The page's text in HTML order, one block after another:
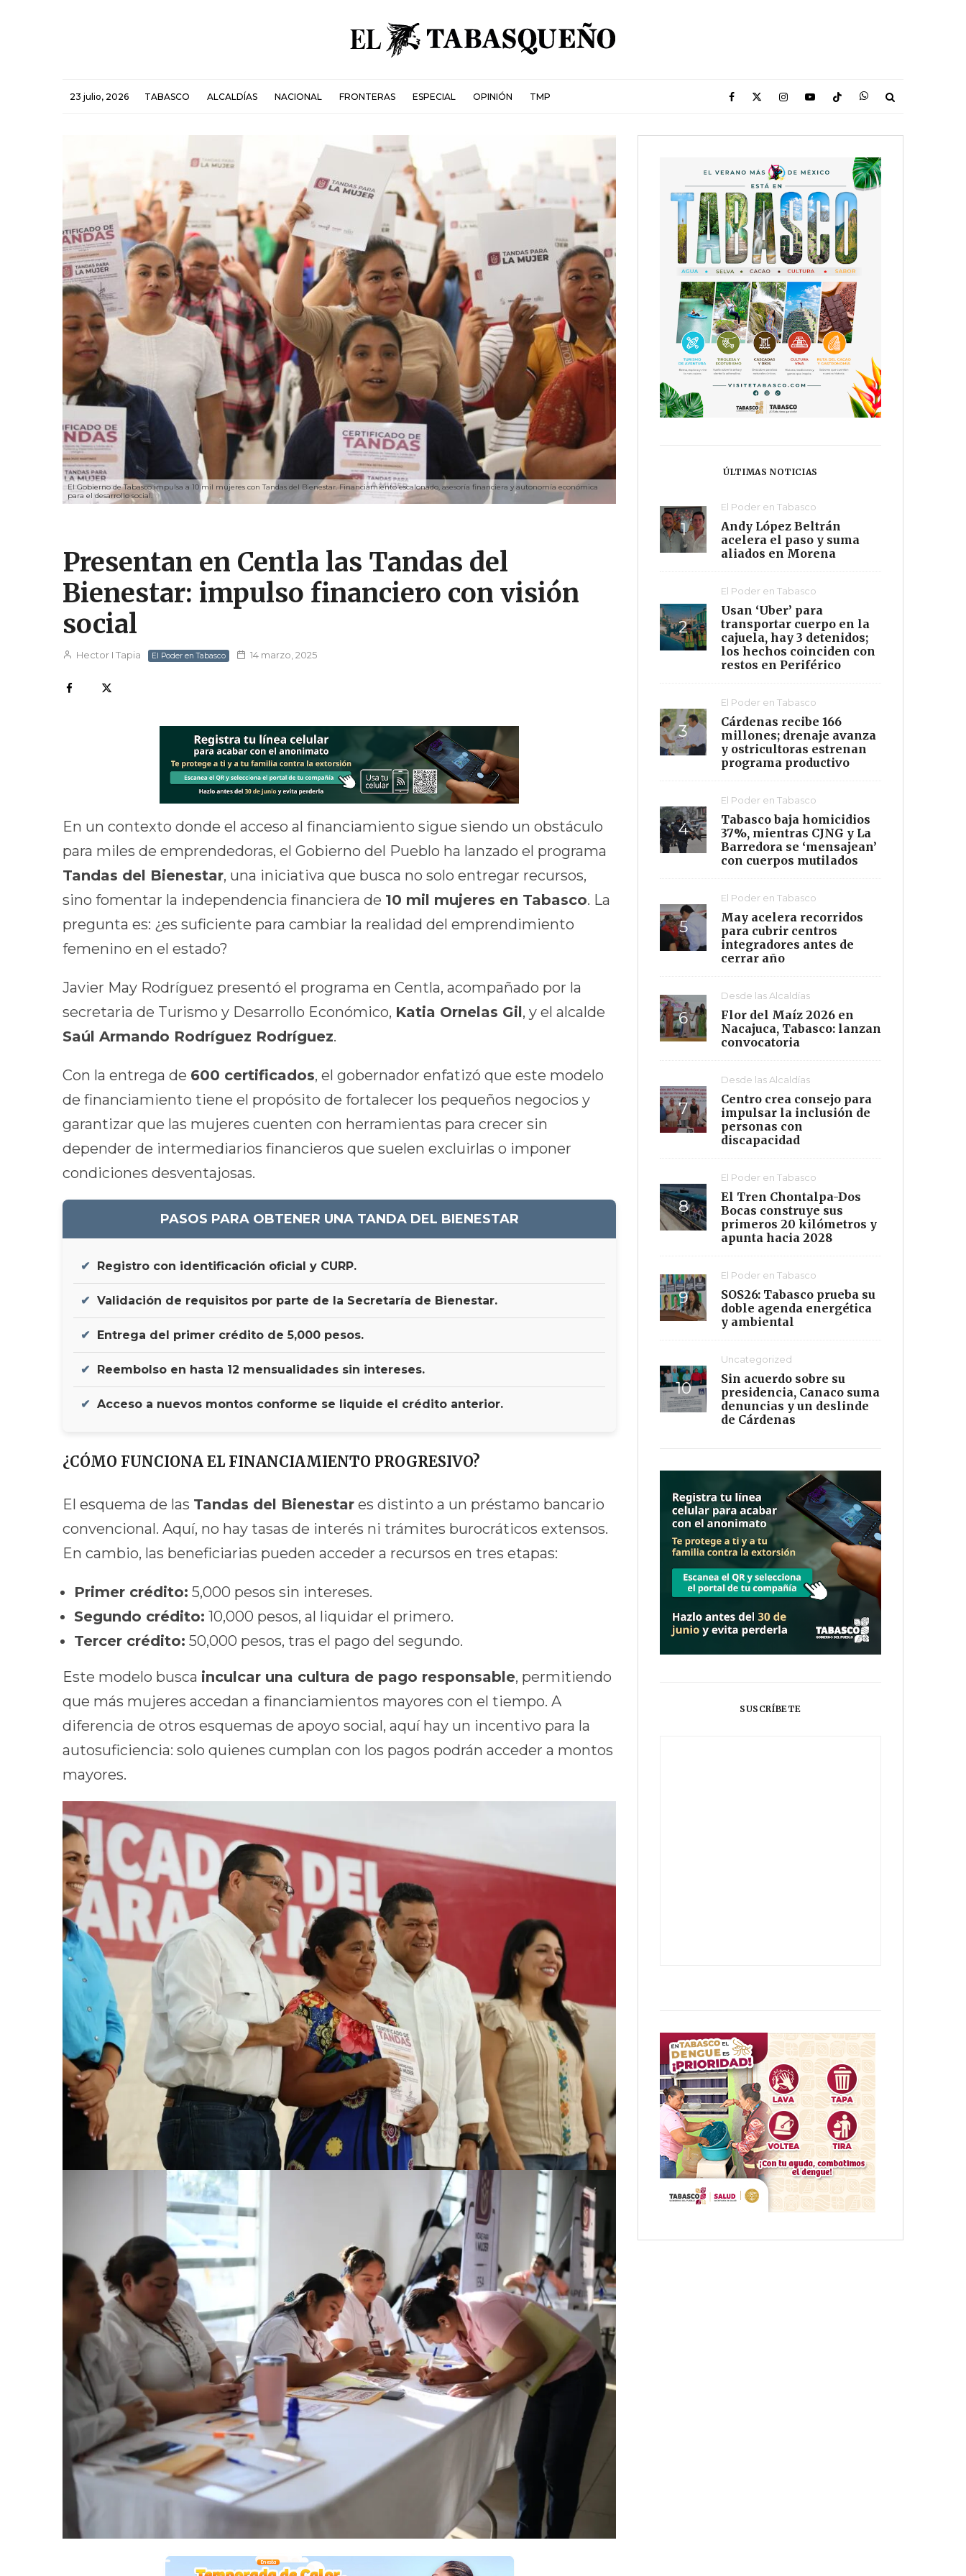
23 julio, 2026 TABASCO ALCALDÍAS NACIONAL FRONTERAS ESPECIAL OPINIÓN TMP
El Gobierno de Tabasco impulsa a 10 mil mujeres con Tandas del Bienestar. Financiamiento escalonado, asesoría financiera y autonomía económica
para el desarrollo social.
Presentan en Centla las Tandas del
Bienestar: impulso financiero con visión
social
Hector I Tapia El Poder en Tabasco 14 marzo, 2025
En un contexto donde el acceso al financiamiento sigue siendo un obstáculo
para miles de emprendedoras, el Gobierno del Pueblo ha lanzado el programa
Tandas del Bienestar, una iniciativa que busca no solo entregar recursos,
sino fomentar la independencia financiera de 10 mil mujeres en Tabasco. La
pregunta es: ¿es suficiente para cambiar la realidad del emprendimiento
femenino en el estado?
Javier May Rodríguez presentó el programa en Centla, acompañado por la
secretaria de Turismo y Desarrollo Económico, Katia Ornelas Gil, y el alcalde
Saúl Armando Rodríguez Rodríguez.
Con la entrega de 600 certificados, el gobernador enfatizó que este modelo
de financiamiento tiene el propósito de fortalecer los pequeños negocios y
garantizar que las mujeres cuenten con herramientas para crecer sin
depender de intermediarios financieros que suelen excluirlas o imponer
condiciones desventajosas.
PASOS PARA OBTENER UNA TANDA DEL BIENESTAR
Registro con identificación oficial y CURP.
Validación de requisitos por parte de la Secretaría de Bienestar.
Entrega del primer crédito de 5,000 pesos.
Reembolso en hasta 12 mensualidades sin intereses.
Acceso a nuevos montos conforme se liquide el crédito anterior.
¿CÓMO FUNCIONA EL FINANCIAMIENTO PROGRESIVO?
El esquema de las Tandas del Bienestar es distinto a un préstamo bancario
convencional. Aquí, no hay tasas de interés ni trámites burocráticos extensos.
En cambio, las beneficiarias pueden acceder a recursos en tres etapas:
Primer crédito: 5,000 pesos sin intereses.
Segundo crédito: 10,000 pesos, al liquidar el primero.
Tercer crédito: 50,000 pesos, tras el pago del segundo.
Este modelo busca inculcar una cultura de pago responsable, permitiendo
que más mujeres accedan a financiamientos mayores con el tiempo. A
diferencia de otros esquemas de apoyo social, aquí hay un incentivo para la
autosuficiencia: solo quienes cumplan con los pagos podrán acceder a montos
mayores.
ÚLTIMAS NOTICIAS
El Poder en Tabasco
Andy López Beltrán
acelera el paso y suma
aliados en Morena
El Poder en Tabasco
Usan ‘Uber’ para
transportar cuerpo en la
cajuela, hay 3 detenidos;
los hechos coinciden con
restos en Periférico
El Poder en Tabasco
Cárdenas recibe 166
millones; drenaje avanza
y ostricultoras estrenan
programa productivo
El Poder en Tabasco
Tabasco baja homicidios
37%, mientras CJNG y La
Barredora se ‘mensajean’
con cuerpos mutilados
El Poder en Tabasco
May acelera recorridos
para cubrir centros
integradores antes de
cerrar año
Desde las Alcaldías
Flor del Maíz 2026 en
Nacajuca, Tabasco: lanzan
convocatoria
Desde las Alcaldías
Centro crea consejo para
impulsar la inclusión de
personas con
discapacidad
El Poder en Tabasco
El Tren Chontalpa-Dos
Bocas construye sus
primeros 20 kilómetros y
apunta hacia 2028
El Poder en Tabasco
SOS26: Tabasco prueba su
doble agenda energética
y ambiental
Uncategorized
Sin acuerdo sobre su
presidencia, Canaco suma
denuncias y un deslinde
de Cárdenas
SUSCRÍBETE